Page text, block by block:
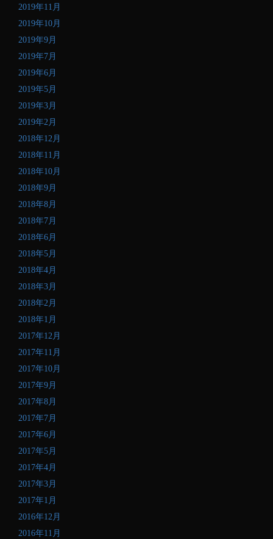
2019年11月
2019年10月
2019年9月
2019年7月
2019年6月
2019年5月
2019年3月
2019年2月
2018年12月
2018年11月
2018年10月
2018年9月
2018年8月
2018年7月
2018年6月
2018年5月
2018年4月
2018年3月
2018年2月
2018年1月
2017年12月
2017年11月
2017年10月
2017年9月
2017年8月
2017年7月
2017年6月
2017年5月
2017年4月
2017年3月
2017年1月
2016年12月
2016年11月